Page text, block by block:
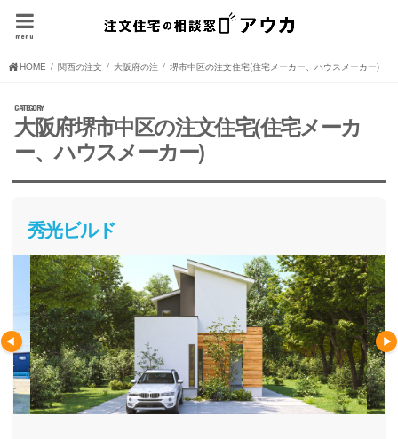
menu
HOME 関西の注文住宅(住宅メーカー、ハウスメーカー)
大阪府の注文住宅(住宅メーカー、ハウスメーカー)
堺市中区の注文住宅(住宅メーカー、ハウスメーカー)
大阪府堺市中区の注文住宅(住宅メーカ
ー、ハウスメーカー)
秀光ビルド